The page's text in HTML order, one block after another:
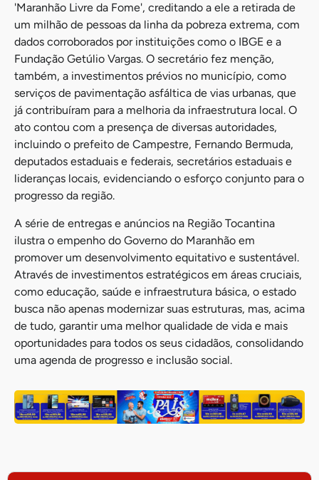
'Maranhão Livre da Fome', creditando a ele a retirada de
um milhão de pessoas da linha da pobreza extrema, com
dados corroborados por instituições como o IBGE e a
Fundação Getúlio Vargas. O secretário fez menção,
também, a investimentos prévios no município, como
serviços de pavimentação asfáltica de vias urbanas, que
já contribuíram para a melhoria da infraestrutura local. O
ato contou com a presença de diversas autoridades,
incluindo o prefeito de Campestre, Fernando Bermuda,
deputados estaduais e federais, secretários estaduais e
lideranças locais, evidenciando o esforço conjunto para o
progresso da região.
A série de entregas e anúncios na Região Tocantina
ilustra o empenho do Governo do Maranhão em
promover um desenvolvimento equitativo e sustentável.
Através de investimentos estratégicos em áreas cruciais,
como educação, saúde e infraestrutura básica, o estado
busca não apenas modernizar suas estruturas, mas, acima
de tudo, garantir uma melhor qualidade de vida e mais
oportunidades para todos os seus cidadãos, consolidando
uma agenda de progresso e inclusão social.